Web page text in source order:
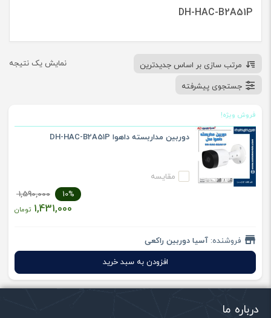
DH-HAC-B2A51P
نمایش یک نتیجه
مرتب سازی بر اساس جدیدترین
جستجوی پیشرفته
فروش ویژه!
دوربین مداربسته داهوا DH-HAC-B2A51P
مقایسه
10%
1,590,000
1,431,000 تومان
فروشنده: آسیا دوربین راکعی
افزودن به سبد خرید
درباره ما